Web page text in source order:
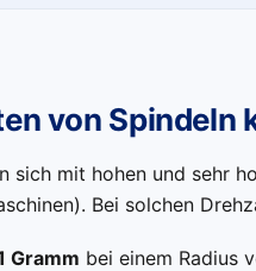
von Spindeln
sich mit hohen und sehr
Bei solchen
Gramm bei einem Radius